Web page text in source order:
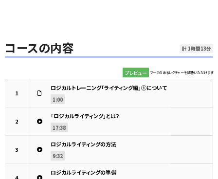
コースの内容 計 1時間13分
プレビュー マークのあるレクチャーを試聴いただけます
1
ロジカルトレーニング「ライティング編」①について
1:00
2
「ロジカルライティング」とは？
17:38
3
ロジカルライティングの方法
9:32
ロジカルライティングの準備